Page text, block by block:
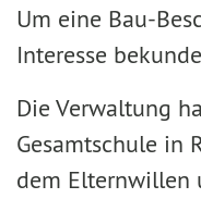
Um eine Bau-
Interesse
Die Verwaltung
Gesamtschule in
dem Elternwillen